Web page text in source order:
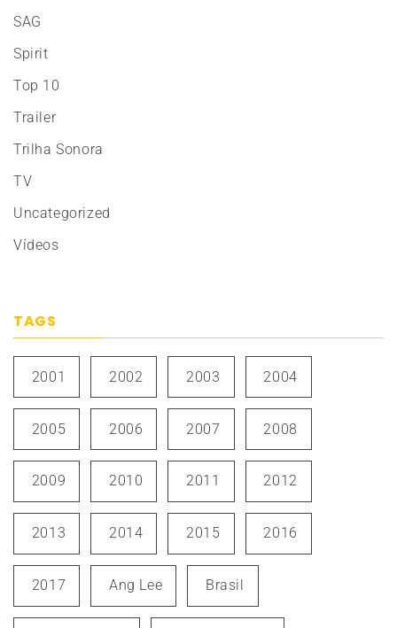
SAG
Spirit
Top 10
Trailer
Trilha Sonora
TV
Uncategorized
Vídeos
TAGS
2001 2002 2003 2004
2005 2006 2007 2008
2009 2010 2011 2012
2013 2014 2015 2016
2017 Ang Lee Brasil